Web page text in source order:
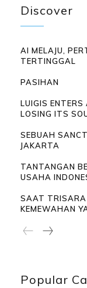
Discover
AI MELAJU,
TERTINGGAL
PASIHAN
LUIGIS
LOSING ITS
SEBUAH
JAKARTA
TANTANGAN
USAHA
SAAT TRISARA
KEMEWAHAN
Popular